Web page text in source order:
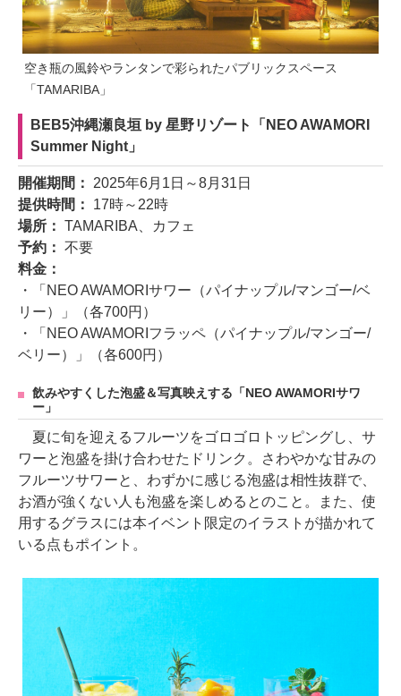
空き瓶の風鈴やランタンで彩られたパブリックスペース
「TAMARIBA」
BEB5沖縄瀬良垣 by 星野リゾート「NEO AWAMORI
Summer Night」
開催期間： 2025年6月1日～8月31日
提供時間： 17時～22時
場所： TAMARIBA、カフェ
予約： 不要
料金：
・「NEO AWAMORIサワー（パイナップル/マンゴー/ベ
リー）」（各700円）
・「NEO AWAMORIフラッペ（パイナップル/マンゴー/
ベリー）」（各600円）
飲みやすくした泡盛＆写真映えする「NEO AWAMORIサワ
ー」
夏に旬を迎えるフルーツをゴロゴロトッピングし、サ
ワーと泡盛を掛け合わせたドリンク。さわやかな甘みの
フルーツサワーと、わずかに感じる泡盛は相性抜群で、
お酒が強くない人も泡盛を楽しめるとのこと。また、使
用するグラスには本イベント限定のイラストが描かれて
いる点もポイント。